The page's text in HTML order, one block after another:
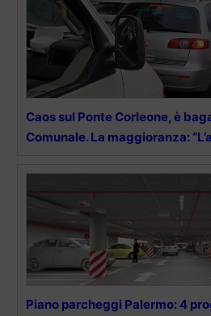
Caos sul Ponte Corleone, è
Comunale. La maggioranza:
Piano parcheggi Palermo: 4